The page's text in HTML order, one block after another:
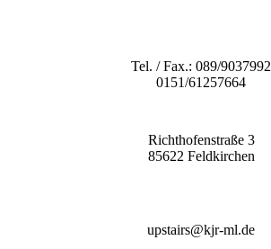
Tel. / Fax.: 089/9037992
0151/61257664
Richthofenstraße 3
85622 Feldkirchen
upstairs@kjr-ml.de